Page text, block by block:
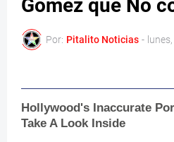
Gómez que No
Por: Pitalito Noticias -